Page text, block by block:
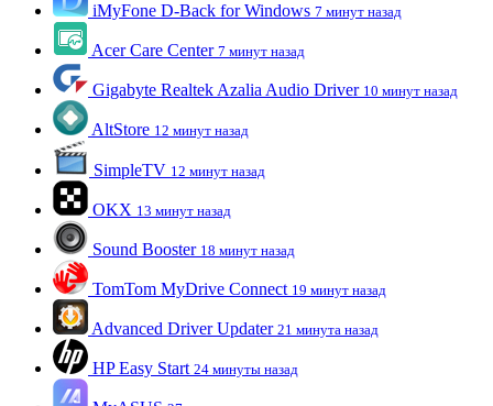
iMyFone D-Back for Windows 7 минут назад
Acer Care Center 7 минут назад
Gigabyte Realtek Azalia Audio Driver 10 минут назад
AltStore 12 минут назад
SimpleTV 12 минут назад
OKX 13 минут назад
Sound Booster 18 минут назад
TomTom MyDrive Connect 19 минут назад
Advanced Driver Updater 21 минута назад
HP Easy Start 24 минуты назад